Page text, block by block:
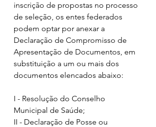
inscrição de propostas no processo
de seleção, os entes federados
podem optar por anexar a
Declaração de Compromisso de
Apresentação de Documentos, em
substituição a um ou mais dos
documentos elencados abaixo:
I - Resolução do Conselho
Municipal de Saúde;
II - Declaração de Posse ou